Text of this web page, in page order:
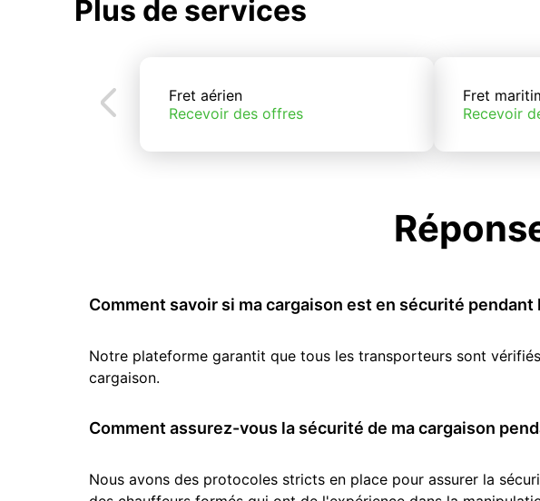
Plus de services
Fret aérien
Recevoir des offres
Fret
Recevoir
Comment savoir si ma cargaison est en sécurité
Notre plateforme garantit que tous les transporteurs sont
cargaison.
Comment assurez-vous la sécurité de ma cargaison
Nous avons des protocoles stricts en place pour assurer la